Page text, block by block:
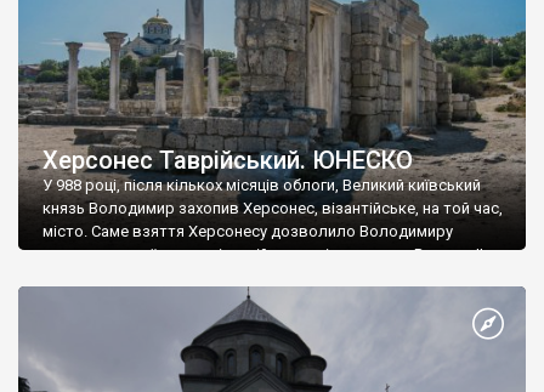
Херсонес Таврійський. ЮНЕСКО
У 988 році, після кількох місяців облоги, Великий київський
князь Володимир захопив Херсонес, візантійське, на той час,
місто. Саме взяття Херсонесу дозволило Володимиру
диктувати свої умови візантійському імператору Василю ІІ, та
Херсонесі Володимир-язичник, став Василем-християнином.
А потім було Хрещення Русі. На честь Херсонесу Таврійського